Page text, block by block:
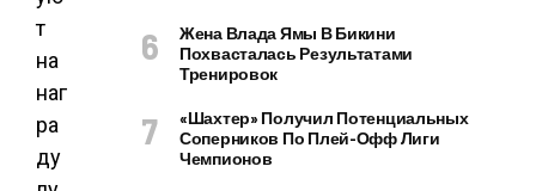
Жена Влада Ямы В Бикини
Похвасталась Результатами
Тренировок
«Шахтер» Получил Потенциальных
Соперников По Плей-Офф Лиги
Чемпионов